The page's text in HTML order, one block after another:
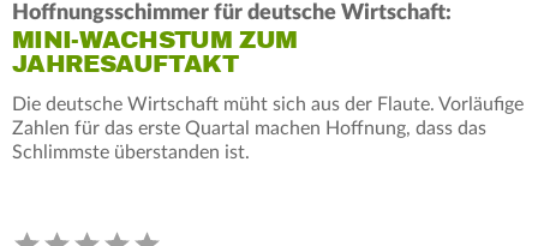
Hoffnungsschimmer für deutsche Wirtschaft:
MINI-WACHSTUM ZUM
JAHRESAUFTAKT
Die deutsche Wirtschaft müht sich aus der Flaute. Vorläufige
Zahlen für das erste Quartal machen Hoffnung, dass das
Schlimmste überstanden ist.